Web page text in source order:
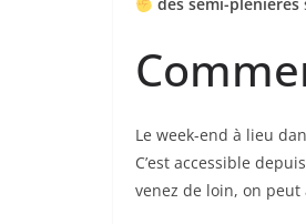
Le week-end à lieu
C’est accessible
venez de loin, on